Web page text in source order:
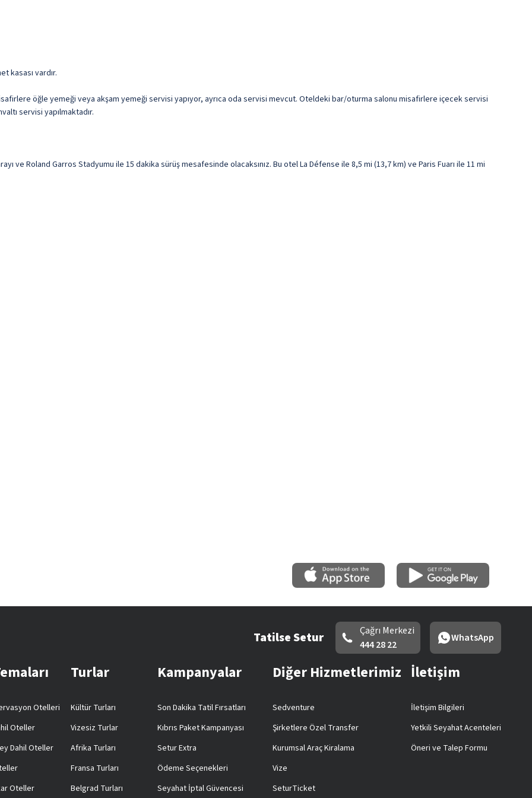
kasası vardır.
öğle yemeği veya akşam yemeği servisi yapıyor, ayrıca oda servisi mevcut. Oteldeki bar/oturma salonu misafirlere içecek servisi
servisi yapılmaktadır.
ve Roland Garros Stadyumu ile 15 dakika sürüş mesafesinde olacaksınız. Bu otel La Défense ile 8,5 mi (13,7 km) ve Paris Fuarı ile 11 mi
Tatilse Setur
Çağrı Merkezi
444 28 22
WhatsApp
Otelleri
Oteller
Dahil Oteller
Oteller
Turlar
Kültür Turları
Vizesiz Turlar
Afrika Turları
Fransa Turları
Belgrad Turları
Kampanyalar
Son Dakika Tatil Fırsatları
Kıbrıs Paket Kampanyası
Setur Extra
Ödeme Seçenekleri
Seyahat İptal Güvencesi
Diğer Hizmetlerimiz
Sedventure
Şirketlere Özel Transfer
Kurumsal Araç Kiralama
Vize
SeturTicket
İletişim
İletişim Bilgileri
Yetkili Seyahat Acenteleri
Öneri ve Talep Formu